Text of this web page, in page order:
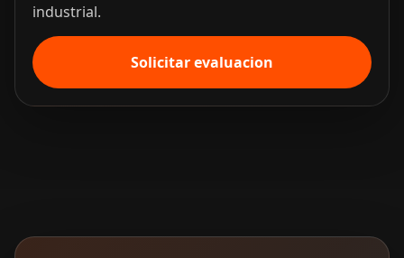
industrial.
Solicitar evaluacion